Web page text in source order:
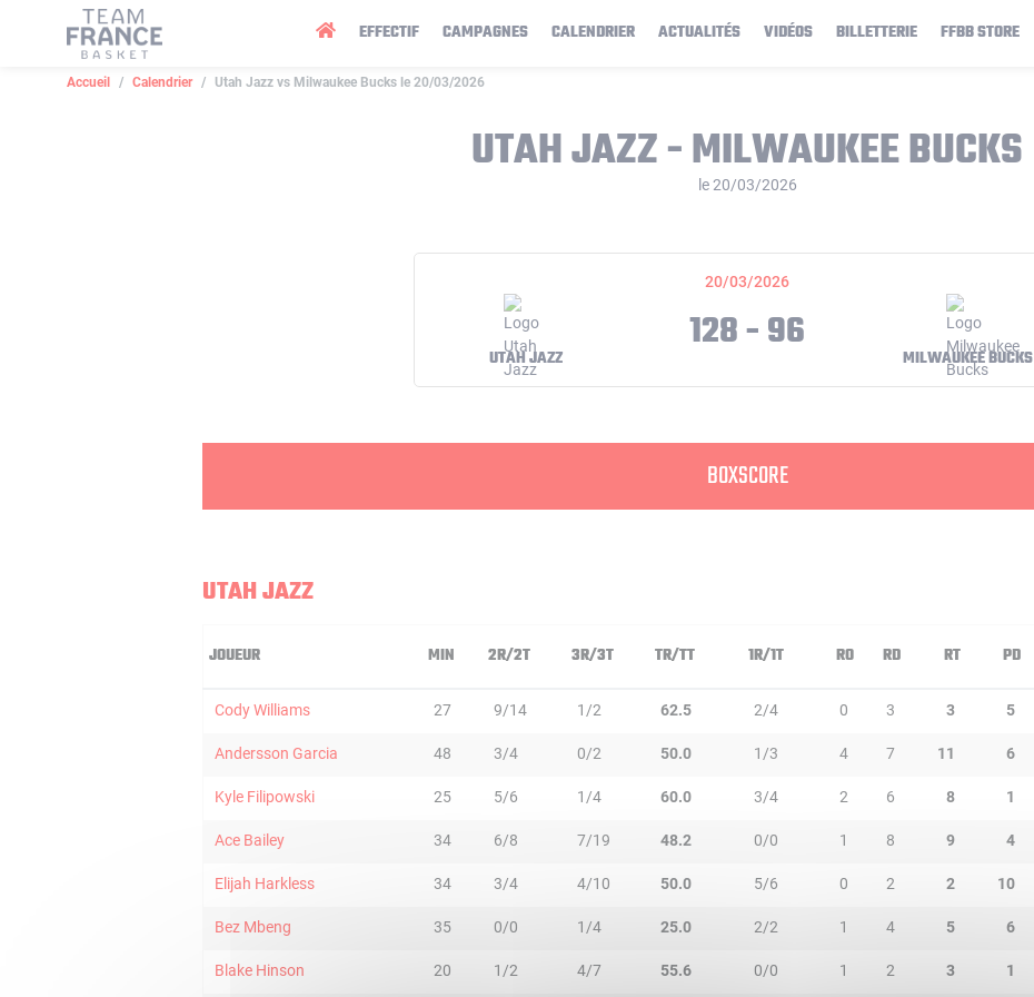
EFFECTIF CAMPAGNES CALENDRIER ACTUALITÉS VIDÉOS BILLETTERIE FFBB STORE
Accueil Calendrier Utah Jazz vs Milwaukee Bucks le 20/03/2026
UTAH JAZZ - MILWAUKEE BUCKS
le 20/03/2026
20/03/2026
UTAH JAZZ 128 - 96 MILWAUKEE BUCKS
BOXSCORE
UTAH JAZZ
JOUEUR MIN 2R/2T 3R/3T TR/TT 1R/1T RO RD RT PD
Cody Williams 27 9/14 1/2 62.5 2/4 0 3 3 5
Andersson Garcia 48 3/4 0/2 50.0 1/3 4 7 11 6
Kyle Filipowski 25 5/6 1/4 60.0 3/4 2 6 8 1
Ace Bailey 34 6/8 7/19 48.2 0/0 1 8 9 4
Elijah Harkless 34 3/4 4/10 50.0 5/6 0 2 2 10
Bez Mbeng 35 0/0 1/4 25.0 2/2 1 4 5 6
Blake Hinson 20 1/2 4/7 55.6 0/0 1 2 3 1
Panneau de gestion des cookies